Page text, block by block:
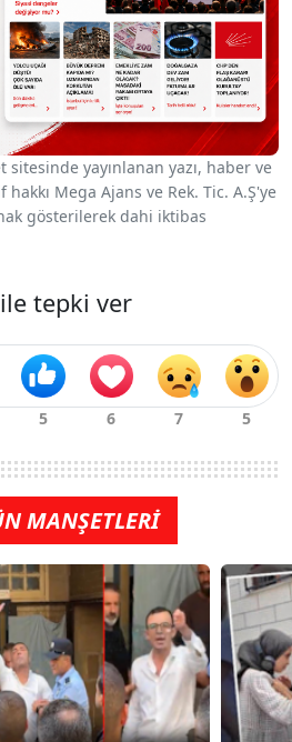
yayınlanan yazı, haber ve
Mega Ajans ve Rek. Tic. A.Ş'ye
gösterilerek dahi iktibas
tepki ver
MANŞETLERİ